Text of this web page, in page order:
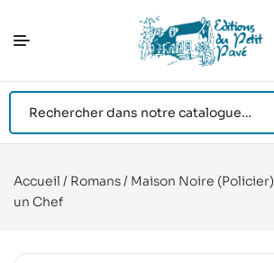
Accueil / Romans/ Maison Noire (Policier)
un Chef